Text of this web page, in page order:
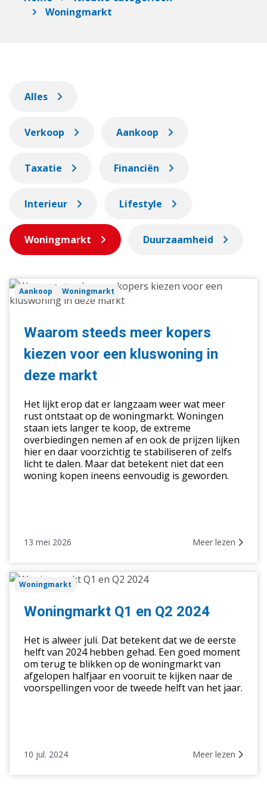
Woningmarkt
Alles
Verkoop Aankoop
Taxatie Financiën
Interieur Lifestyle
Woningmarkt Duurzaamheid
Waarom
steeds
kopers
voor
een
deze
markt
Aankoop Woningmarkt
Waarom steeds meer kopers
kiezen voor een kluswoning in
deze markt
Het lijkt erop dat er langzaam weer wat meer
rust ontstaat op de woningmarkt. Woningen
staan iets langer te koop, de extreme
overbiedingen nemen af en ook de prijzen lijken
hier en daar voorzichtig te stabiliseren of zelfs
licht te dalen. Maar dat betekent niet dat een
woning kopen ineens eenvoudig is geworden.
13 mei 2026 Meer lezen
Woningmarkt
2024
Woningmarkt
Woningmarkt Q1 en Q2 2024
Het is alweer juli. Dat betekent dat we de eerste
helft van 2024 hebben gehad. Een goed moment
om terug te blikken op de woningmarkt van
afgelopen halfjaar en vooruit te kijken naar de
voorspellingen voor de tweede helft van het jaar.
10 jul. 2024 Meer lezen